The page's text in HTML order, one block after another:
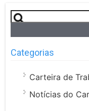
Pesquisar
por:
Categorias
Carteira de
Notícias do